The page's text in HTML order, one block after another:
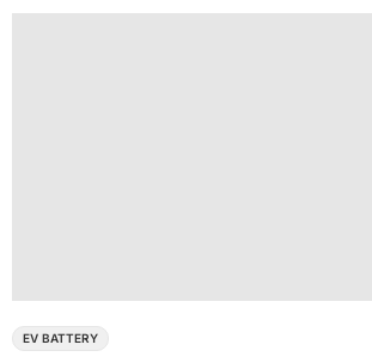
EV BATTERY